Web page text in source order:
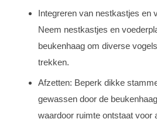
Integreren van nestkastjes en
Neem nestkastjes en
beukenhaag om diverse
trekken.
Afzetten: Beperk dikke
gewassen door de
waardoor ruimte ontstaat voor